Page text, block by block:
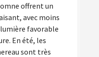
offrent un
avec moins
favorable
En été, les
sont très